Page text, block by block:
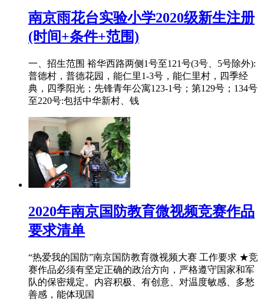
南京雨花台实验小学2020级新生注册
(时间+条件+范围)
一、招生范围 裕华西路两侧1号至121号(3号、5号除外):
普德村，普德花园，能仁里1-3号，能仁里村，四季经
典，四季阳光；先锋青年公寓123-1号；第129号；134号
至220号:包括中华新村、钱
2020年南京国防教育微视频竞赛作品
要求清单
“热爱我的国防”南京国防教育微视频大赛 工作要求 ★竞
赛作品必须有坚定正确的政治方向，严格遵守国家和军
队的保密规定。内容积极、有创意、对温度敏感、多愁
善感，能体现国